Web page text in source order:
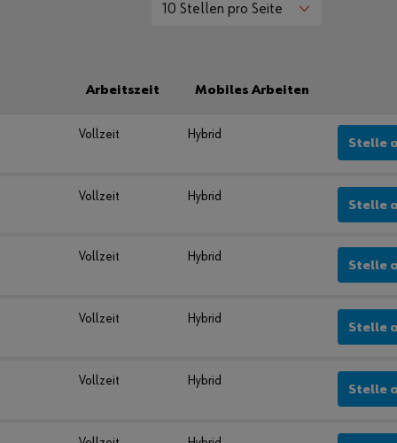
Pass
ess
10 Stellen pro Seite
Vollzeit Hybrid
Stelle
Vollzeit Hybrid
Stelle
Vollzeit Hybrid
Stelle
Vollzeit Hybrid
Stelle
Vollzeit Hybrid
Stelle
Arbeitszeit Mobiles Arbeiten